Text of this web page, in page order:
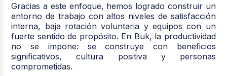
Gracias a este enfoque, hemos logrado construir un
entorno de trabajo con altos niveles de satisfacción
interna, baja rotación voluntaria y equipos con un
fuerte sentido de propósito. En Buk, la productividad
no se impone: se construye con beneficios
significativos, cultura positiva y personas
comprometidas.